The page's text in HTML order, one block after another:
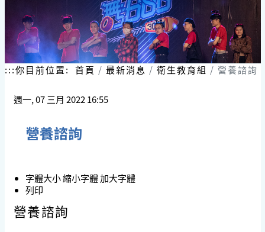
:::你目前位置: 首頁 最新消息 衛生教育組 營養諮詢
週一, 07 三月 2022 16:55
營養諮詢
字體大小縮小字體加大字體
列印
營養諮詢